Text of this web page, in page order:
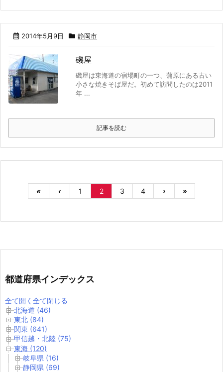
2014年5月9日 静岡市
磯屋
磯屋は東海道の宿場町の一つ、蒲原にある古い
小さな焼きそば屋だ。初めて訪問したのは2011
年 ...
記事を読む
« ‹ 1 2 3 4 › »
都道府県インデックス
全て開く 全て閉じる
北海道 (46)
東北 (84)
関東 (641)
甲信越・北陸 (75)
東海 (120)
岐阜県 (16)
静岡県 (69)